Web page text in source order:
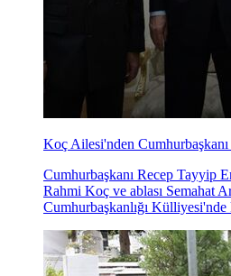
Koç Ailesi'nden
Cumhurbaşkanı Recep Tayyip
Rahmi Koç ve ablası Semahat
Cumhurbaşkanlığı Külliyesi'nde